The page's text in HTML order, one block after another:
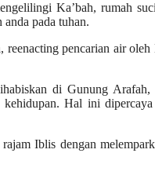
Ka’bah, rumah
pada tuhan.
reenacting pencarian air
di Gunung Arafah,
kehidupan. Hal ini
rajam Iblis dengan